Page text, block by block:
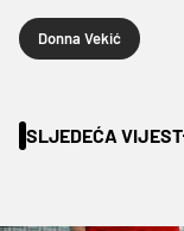
Donna Vekić
SLJEDEĆA VIJEST